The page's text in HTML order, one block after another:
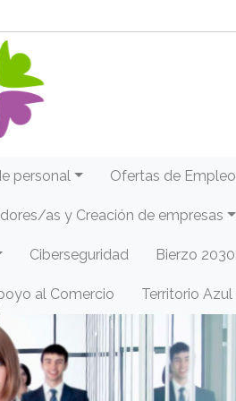
personal Ofertas de Empleo
as y Creación de empresas
Ciberseguridad Bierzo 2030
al Comercio Territorio Azul